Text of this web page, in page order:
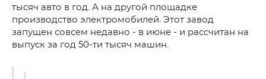
тысяч авто в год. А на другой площадке
производство электромобилей. Этот завод
запущен совсем недавно - в июне - и рассчитан на
выпуск за год 50-ти тысяч машин.